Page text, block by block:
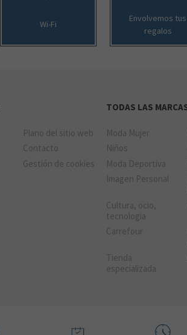
Wi-Fi
Envolvemos tus
regalos
Plano del sitio web
Contacto
Gestión de cookies
TODAS LAS
Moda Mujer
Niños
Moda Deportiva
Imagen Personal
Cultura, ocio,
tecnologia
Carrefour
Tienda
especializada